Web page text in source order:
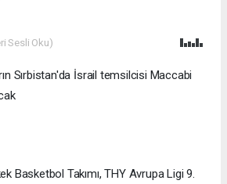
Sesli Oku)
Sırbistan'da İsrail temsilcisi Maccabi
Basketbol Takımı, THY Avrupa Ligi 9.